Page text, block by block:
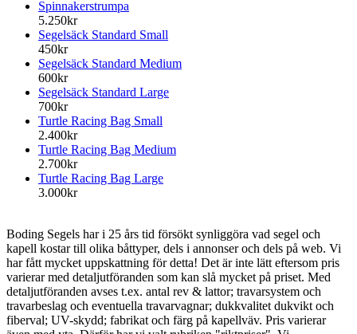
Spinnakerstrumpa
5.250kr
Segelsäck Standard Small
450kr
Segelsäck Standard Medium
600kr
Segelsäck Standard Large
700kr
Turtle Racing Bag Small
2.400kr
Turtle Racing Bag Medium
2.700kr
Turtle Racing Bag Large
3.000kr
Boding Segels har i 25 års tid försökt synliggöra vad segel och
kapell kostar till olika båttyper, dels i annonser och dels på web. Vi
har fått mycket uppskattning för detta! Det är inte lätt eftersom pris
varierar med detaljutföranden som kan slå mycket på priset. Med
detaljutföranden avses t.ex. antal rev & lattor; travarsystem och
travarbeslag och eventuella travarvagnar; dukkvalitet dukvikt och
fiberval; UV-skydd; fabrikat och färg på kapellväv. Pris varierar